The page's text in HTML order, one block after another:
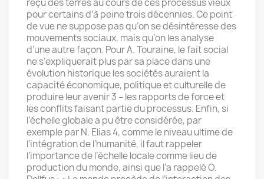
reçu des terres au cours de ces processus vieux
pour certains d’à peine trois décennies. Ce point
de vue ne suppose pas qu’on se désintéresse des
mouvements sociaux, mais qu’on les analyse
d’une autre façon. Pour A. Touraine, le fait social
ne s’expliquerait plus par sa place dans une
évolution historique les sociétés auraient la
capacité économique, politique et culturelle de
produire leur avenir 3 – les rapports de force et
les conflits faisant partie du processus. Enfin, si
l’échelle globale a pu être considérée, par
exemple par N. Elias 4, comme le niveau ultime de
l’intégration de l’humanité, il faut rappeler
l’importance de l’échelle locale comme lieu de
production du monde, ainsi que l’a rappelé O.